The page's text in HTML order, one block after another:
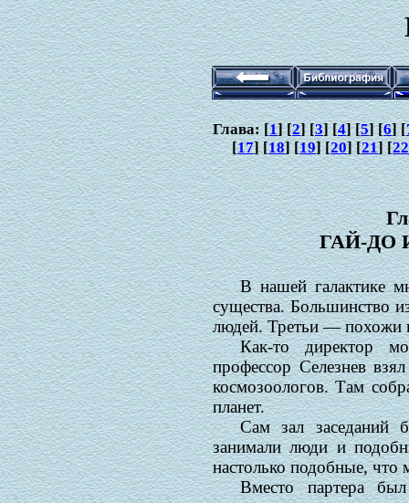
Глава: [1] [2] [3] [4] [5] [6] [
[17] [18] [19] [20] [21] [22
ГАЙ-ДО
В нашей галактике
существа.
людей. Третьи — похожи
Как-то директор
профессор Селезнев
космозоологов. Там
планет.
Сам зал заседаний
занимали люди и
настолько подобные, что
Вместо партера